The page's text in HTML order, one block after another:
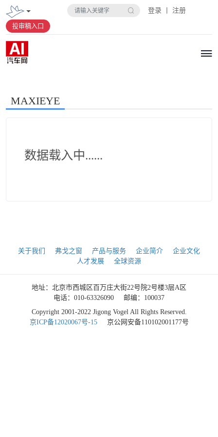
登录 丨 注册
投审稿入口
MAXIEYE
数据载入中......
关于我们 弗戈之窗 产品与服务 企业简介
企业文化
人才发展
全球资源
地址：北京市西城区百万庄大街22号院2号楼3层A区
电话：010-63326090
邮编：100037
Copyright 2001-2022 Jigong Vogel All Rights Reserved.
京ICP备12020067号-15
京公网安备110102001177号